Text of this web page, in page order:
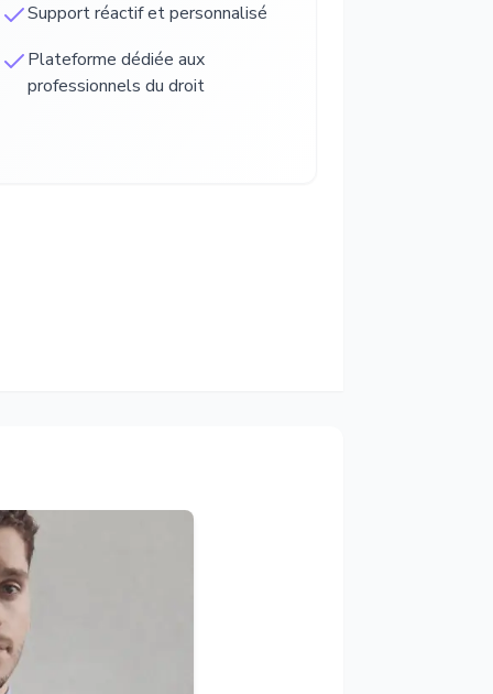
Support réactif et personnalisé
Plateforme dédiée aux
professionnels du droit